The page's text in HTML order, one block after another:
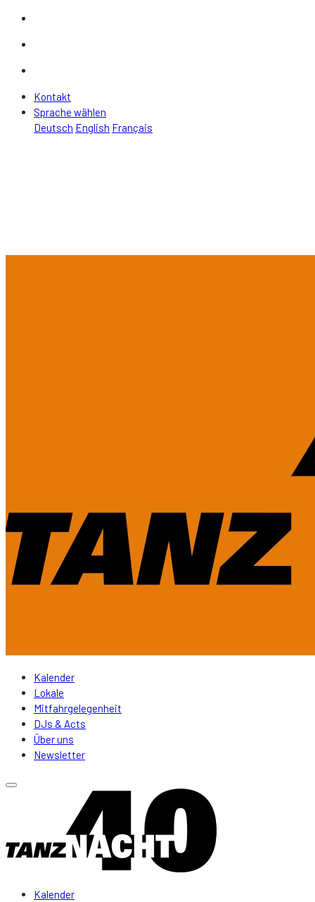
Kontakt
Sprache wählen
Deutsch English Français
Kalender
Lokale
Mitfahrgelegenheit
DJs & Acts
Über uns
Newsletter
Kalender